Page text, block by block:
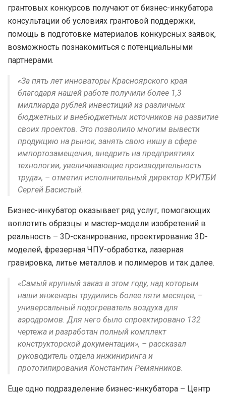
грантовых конкурсов получают от бизнес-инкубатора
консультации об условиях грантовой поддержки,
помощь в подготовке материалов конкурсных заявок,
возможность познакомиться с потенциальными
партнерами.
«За пять лет инноваторы Красноярского края
благодаря нашей работе получили более 1,3
миллиарда рублей инвестиций из различных
бюджетных и внебюджетных источников на развитие
своих проектов. Это позволило многим вывести
продукцию на рынок, занять свою нишу в сфере
импортозамещения, внедрить на предприятиях
технологии, увеличивающие производительность
труда», – отметил исполнительный директор КРИТБИ
Сергей Басистый.
Бизнес-инкубатор оказывает ряд услуг, помогающих
воплотить образцы и мастер-модели изобретений в
реальность – 3D-сканирование, проектирование 3D-
моделей, фрезерная ЧПУ-обработка, лазерная
гравировка, литье металлов и полимеров и так далее.
«Самый крупный заказ в этом году, над которым
наши инженеры трудились более пяти месяцев, –
универсальный подогреватель воздуха для
аэродромов. Для него было спроектировано 132
чертежа и разработан полный комплект
конструкторской документации», – рассказал
руководитель отдела инжиниринга и
прототипирования Константин Ремянников.
Еще одно подразделение бизнес-инкубатора – Центр